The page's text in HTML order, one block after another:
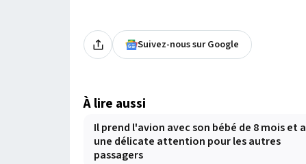
Suivez-nous sur Google
À lire aussi
Il prend l'avion avec son bébé de 8 mois et a
une délicate attention pour les autres
passagers